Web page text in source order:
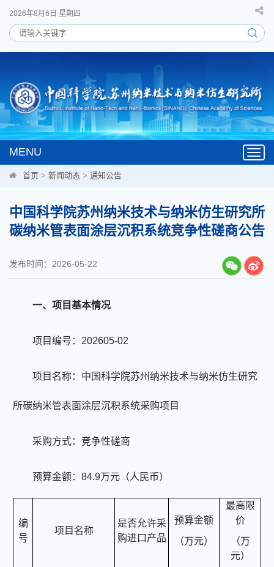
2026年8月6日 星期四
MENU
首页 > 新闻动态 > 通知公告
中国科学院苏州纳米技术与纳米仿生研究所
碳纳米管表面涂层沉积系统竞争性磋商公告
发布时间：2026-05-22
一、项目基本情况
项目编号：202605-02
项目名称：中国科学院苏州纳米技术与纳米仿生研究
所碳纳米管表面涂层沉积系统采购项目
采购方式：竞争性磋商
预算金额：84.9万元（人民币）
编
号
项目名称
是否允许采
购进口产品
预算金额
（万元）
最高限
价
（万
元）